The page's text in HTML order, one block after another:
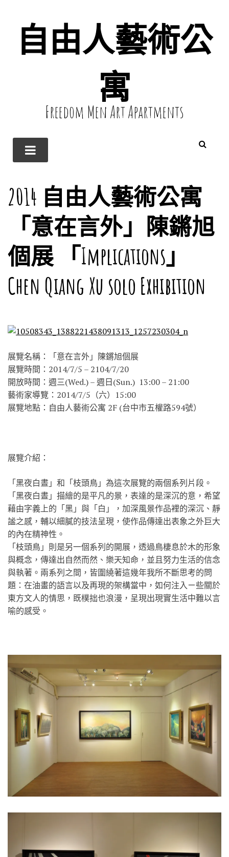
自由人藝術公
寓
Freedom Men Art Apartments
2014 自由人藝術公寓
「意在言外」陳鏘旭
個展 「Implications」
Chen Qiang Xu solo Exhibition
展覽名稱：「意在言外」陳鏘旭個展
展覽時間：2014/7/5 – 2104/7/20
開放時間：週三(Wed.) – 週日(Sun.) 13:00 – 21:00
藝術家導覽：2014/7/5（六）15:00
展覽地點：自由人藝術公寓 2F (台中市五權路594號）
展覽介紹：
「黑夜白晝」和「枝頭鳥」為這次展覽的兩個系列片段。
「黑夜白晝」描繪的是平凡的景，表達的是深沉的意，希望
藉由字義上的「黑」與「白」，加深風景作品裡的深沉、靜
謐之感，輔以細膩的技法呈現，使作品傳達出表象之外巨大
的內在精神性。
「枝頭鳥」則是另一個系列的開展，透過鳥棲息於木的形象
與概念，傳達出自然而然、樂天知命，並且努力生活的信念
與執著。兩系列之間，皆圍繞著這幾年我所不斷思考的問
題：在油畫的語言以及再現的架構當中，如何注入ㄧ些關於
東方文人的情思，既樸拙也浪漫，呈現出現實生活中難以言
喻的感受。